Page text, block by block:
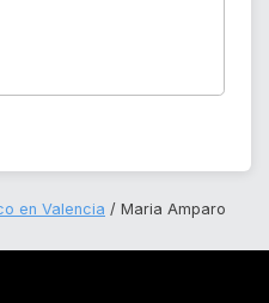
en Valencia
Maria Amparo